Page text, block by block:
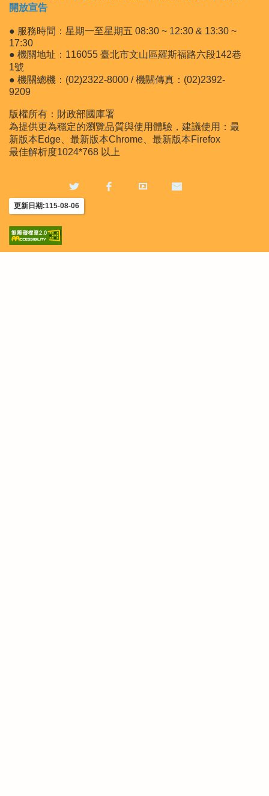
開放宣告
● 服務時間：星期一至星期五 08:30 ~ 12:30 & 13:30 ~
17:30
● 機關地址：116055 臺北市文山區羅斯福路六段142巷
1號
● 機關總機：(02)2322-8000 / 機關傳真：(02)2392-
9209
版權所有：財政部國庫署
為提供更為穩定的瀏覽品質與使用體驗，建議使用：最
新版本Edge、最新版本Chrome、最新版本Firefox
最佳解析度1024*768 以上
更新日期:115-08-06